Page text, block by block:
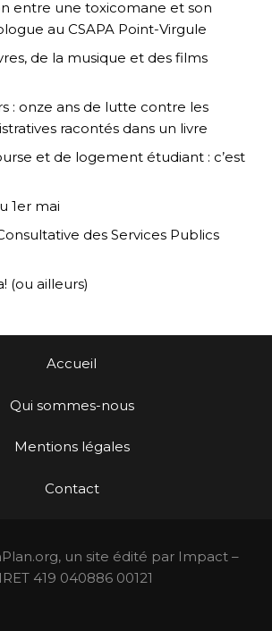
entre une toxicomane et son
au CSAPA Point-Virgule
de la musique et des films
: onze ans de lutte contre les
racontés dans un livre
et de logement étudiant : c’est
1er mai
des Services Publics
(ou ailleurs)
Accueil
Qui sommes-nous
Mentions légales
Contact
un site édité par Impact –
419 040886 00121